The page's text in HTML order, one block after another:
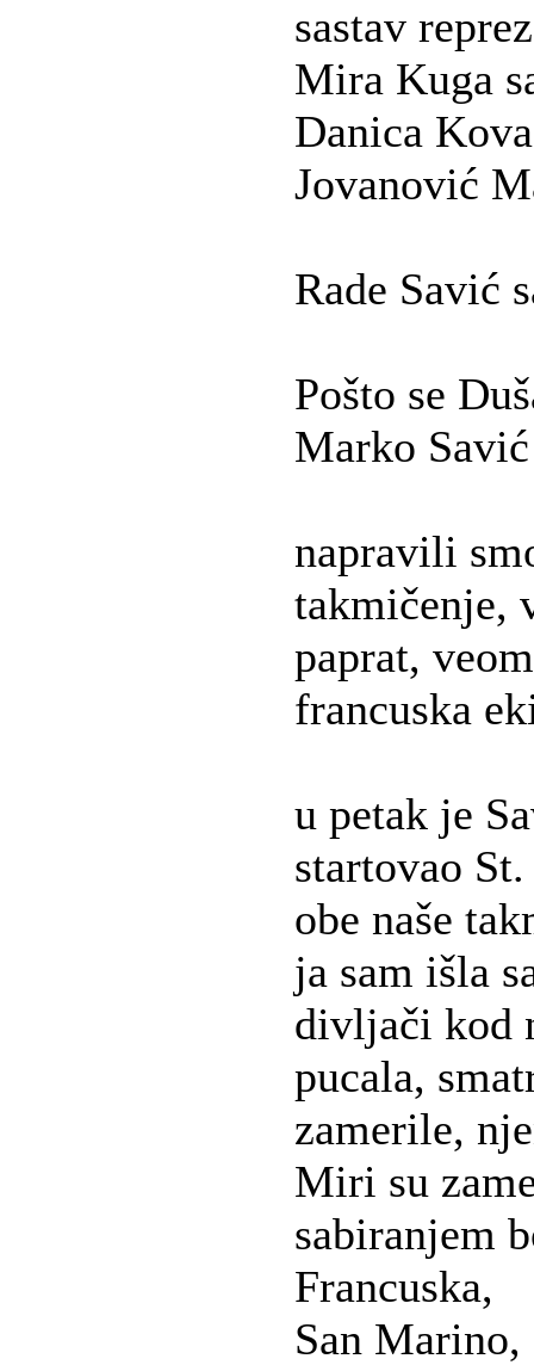
sastav
Mira Kuga
Danica
Jovanović
Rade Savić
Pošto se
Marko
napravili
takmičenje,
paprat,
francuska
u petak je
startovao
obe naše
ja sam išla
divljači kod
pucala,
zamerile,
Miri su
sabiranjem
Francuska,
San Marino,